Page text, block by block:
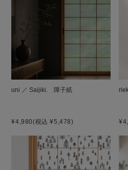
uni ／ Saijiki. 障子紙
¥4,980(税込 ¥5,478)